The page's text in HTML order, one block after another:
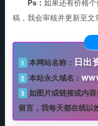
Ps：
稿，我会审核并更新至文
1 本网站名称： 日出
2 本站永久域名：
3 如图片或链接或内
留言，我每天都在线以